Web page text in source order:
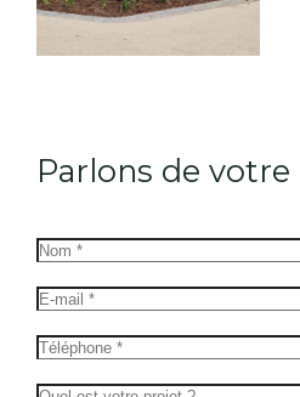
Parlons de votre